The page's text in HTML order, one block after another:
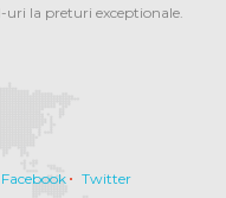
la preturi exceptionale.
Facebook
Twitter